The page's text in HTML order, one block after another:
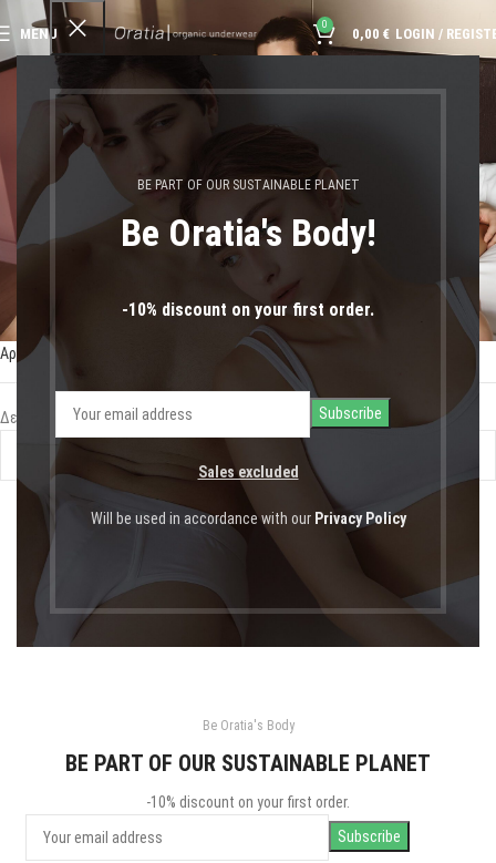
BE PART OF OUR SUSTAINABLE PLANET
Be Oratia's Body!
-10% discount on your first order.
Sales excluded
Will be used in accordance with our Privacy Policy
MENU
0
0,00 € LOGIN /
κοντές μαύρες κάλτσες
Αρχική σελίδα Προϊόντα με ετικέτα “κοντές μαύρες κάλτσες”
Δεν βρέθηκε κανένα προϊόν που να ταιριάζει με την επιλογή σας.
Be Oratia's Body
BE PART OF OUR SUSTAINABLE PLANET
-10% discount on your first order.